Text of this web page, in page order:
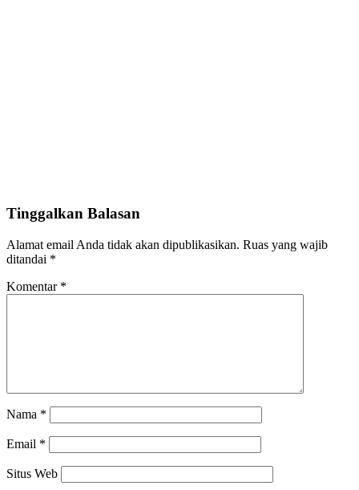
Tinggalkan Balasan
Alamat email Anda tidak akan dipublikasikan. Ruas yang wajib
ditandai *
Komentar *
Nama *
Email *
Situs Web